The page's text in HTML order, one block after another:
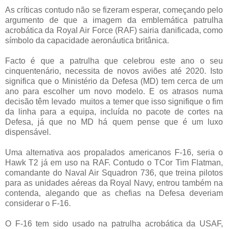
As críticas contudo não se fizeram esperar, começando pelo
argumento de que a imagem da emblemática patrulha
acrobática da Royal Air Force (RAF) sairia danificada, como
símbolo da capacidade aeronáutica britânica.
Facto é que a patrulha que celebrou este ano o seu
cinquentenário, necessita de novos aviões até 2020. Isto
significa que o Ministério da Defesa (MD) tem cerca de um
ano para escolher um novo modelo. E os atrasos numa
decisão têm levado muitos a temer que isso signifique o fim
da linha para a equipa, incluída no pacote de cortes na
Defesa, já que no MD há quem pense que é um luxo
dispensável.
Uma alternativa aos propalados americanos F-16, seria o
Hawk T2 já em uso na RAF. Contudo o TCor Tim Flatman,
comandante do Naval Air Squadron 736, que treina pilotos
para as unidades aéreas da Royal Navy, entrou também na
contenda, alegando que as chefias na Defesa deveriam
considerar o F-16.
O F-16 tem sido usado na patrulha acrobática da USAF,